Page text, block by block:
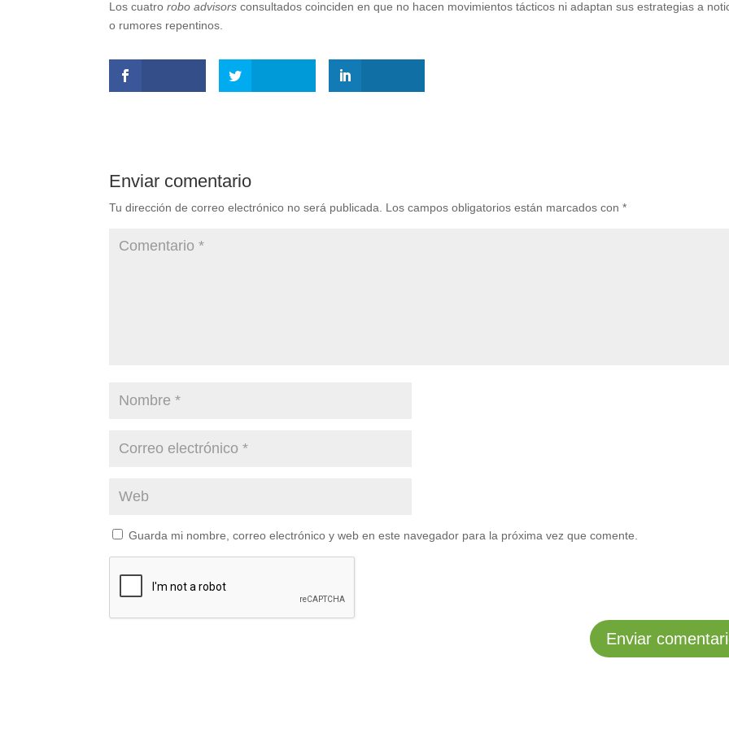
Los cuatro robo advisorsconsultados coinciden en que no hacen movimientos tácticos ni adaptan sus estrategias a
o rumores repentinos.
Enviar comentario
Tu dirección de correo electrónico no será publicada. Los campos obligatorios están marcados con*
Guarda mi nombre, correo electrónico y web en este navegador para la próxima vez que comente.